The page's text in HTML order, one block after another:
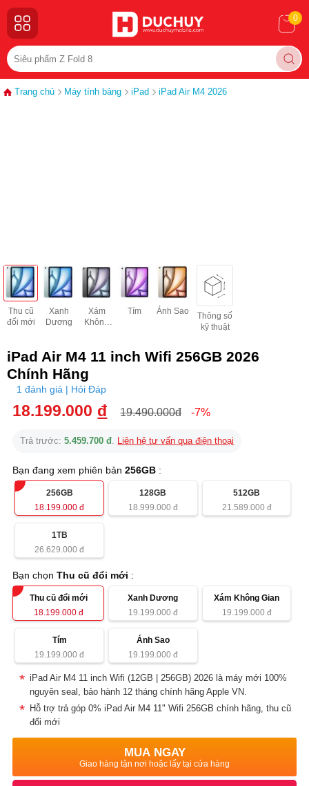
0
Trang chủ Máy tính bảng iPad iPad Air M4 2026
Thu cũ
đổi mới
Xanh
Dương
Xám
Không
Tím Ánh Sao
Thông số
kỹ thuật
iPad Air M4 11 inch Wifi 256GB 2026
Chính Hãng
1 đánh giá | Hỏi Đáp
18.199.000 đ 19.490.000đ -7%
Trả trước:5.459.700 đ. Liên hệ tư vấn qua điện thoại
Bạn đang xem phiên bản256GB :
256GB
18.199.000 đ
128GB
18.999.000đ
512GB
21.589.000đ
1TB
26.629.000 đ
Bạn chọnThu cũ đổi mới :
Thu cũ đổi mới
18.199.000đ
Xanh Dương
19.199.000đ
Xám Không Gian
19.199.000đ
Tím
19.199.000 đ
Ánh Sao
19.199.000đ
iPad Air M4 11 inch Wifi (12GB | 256GB) 2026 là máy mới 100%
nguyên seal, bảo hành 12 tháng chính hãng Apple VN.
Hỗ trợ trả góp 0% iPad Air M4 11" Wifi 256GB chính hãng, thu cũ
đổi mới
MUA NGAY
Giao hàng tận nơi hoặc lấy tại cửa hàng